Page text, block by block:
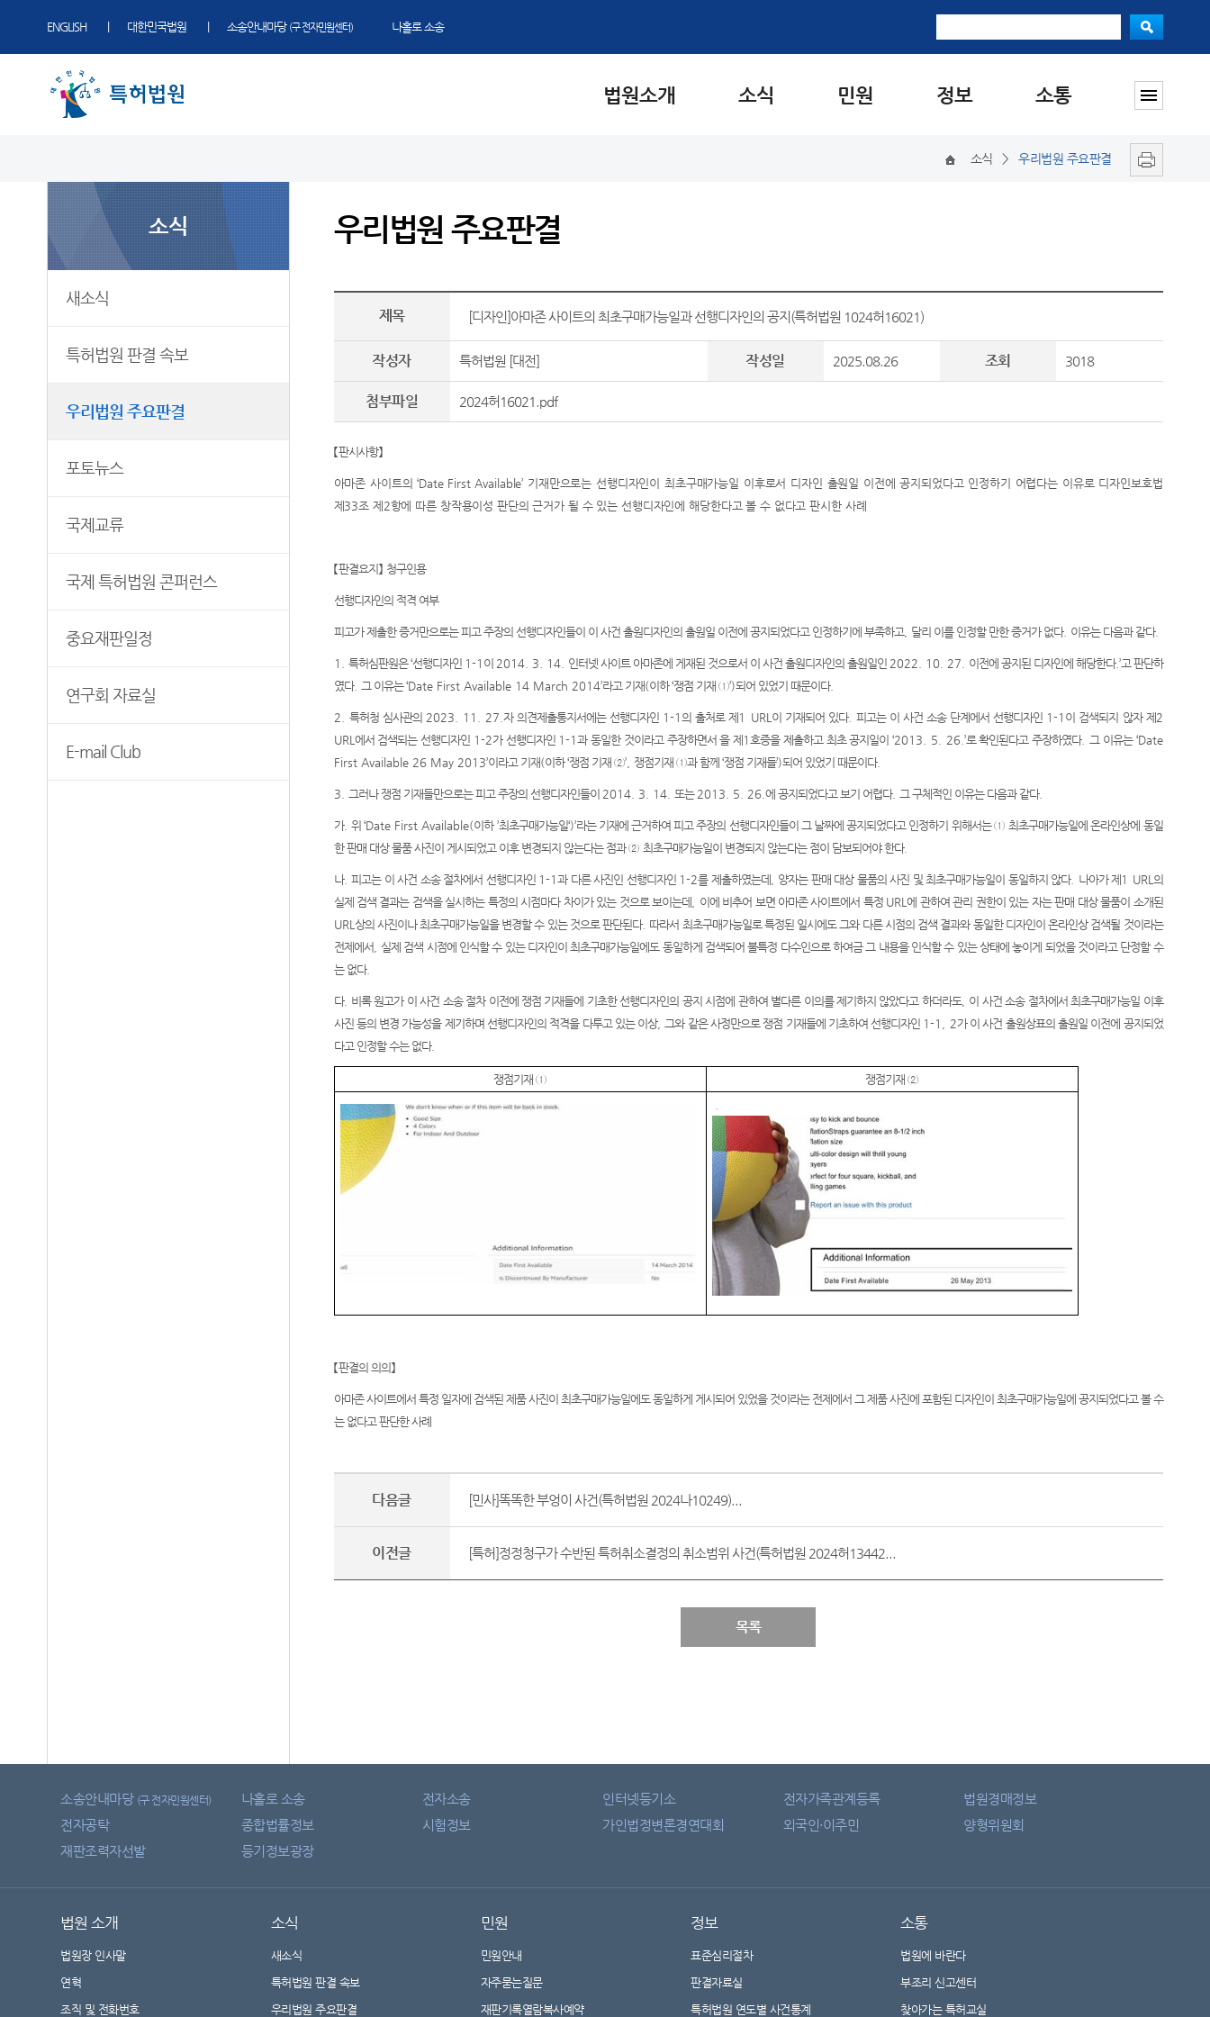
ENGLISH 대한민국법원 소송안내마당 (구 전자민원센터) 나홀로 소송
법원소개 소식 민원 정보 소통
조직 및 전화번호
국제재판부
특허법원 판결 속보
우리법원 주요판결
국제 특허법원 콘퍼런스
연구회 자료실
자주묻는질문
재판기록열람복사예약
판결자료실
특허법원 연도별 사건통계
판결서 인터넷열람
각급법원안내
부조리 신고센터
찾아가는 특허교실
소식 > 우리법원 주요판결
소식
새소식
특허법원 판결 속보
우리법원 주요판결
포토뉴스
국제교류
국제 특허법원 콘퍼런스
중요재판일정
연구회 자료실
E-mail Club
우리법원 주요판결
제목 [디자인]아마존 사이트의 최초구매가능일과 선행디자인의 공지(특허법원 1024허16021)
작성자 특허법원 [대전] 작성일 2025.08.26 조회 3018
첨부파일 2024허16021.pdf
【판시사항】
아마존 사이트의‘Date First Available’ 기재만으로는 선행디자인이 최초구매가능일 이후로서 디자인 출원일 이전에 공지되었다고 인정하기 어렵다는 이유로 디자인보호법
제 33조 제 2항에 따른 창작용이성 판단의 근거가 될 수 있는 선행디자인에 해당한다고 볼 수 없다고 판시한 사례
【판결요지 】 청구인용
선행디자인의 적격 여부
피고가 제출한 증거만으로는 피고 주장의 선행디자인들이 이 사건 출원디자인의 출원일 이전에 공지되었다고 인정하기에 부족하고, 달리 이를 인정할 만한 증거가 없다. 이유는 다음과 같다.
1. 특허심판원은‘선행디자인 1-1 이 2014. 3. 14. 인터넷 사이트 아마존에 게재된 것으로서 이 사건 출원디자인의 출원일인 2022. 10. 27. 이전에 공지된 디자인에 해당한다.’고 판단하
였다. 그 이유는‘Date First Available 14 March 2014’라고 기재(이하‘쟁점 기재 ①’)되어 있었기 때문이다.
2. 특허청 심사관의 2023. 11. 27. 자 의견제출통지서에는 선행디자인 1-1의 출처로 제 1 URL 이 기재되어 있다. 피고는 이 사건 소송 단계에서 선행디자인 1-1 이 검색되지 않자 제 2
URL 에서 검색되는 선행디자인 1-2가 선행디자인 1-1과 동일한 것이라고 주장하면서 을 제 1호증을 제출하고 최초 공지일이‘2013. 5. 26.’로 확인된다고 주장하였다.그 이유는 ‘Date
First Available 26 May 2013’이라고 기재(이하‘쟁점 기재 ②’, 쟁점기재 ①과 함께 ‘쟁점 기재들’)되어 있었기 때문이다.
3. 그러나 쟁점 기재들만으로는 피고 주장의 선행디자인들이 2014. 3. 14. 또는 2013. 5. 26. 에 공지되었다고 보기 어렵다. 그 구체적인 이유는 다음과 같다.
가. 위 ‘Date First Available(이하 ’최초구매가능일‘)’라는 기재에 근거하여 피고 주장의 선행디자인들이 그 날짜에 공지되었다고 인정하기 위해서는①최초구매가능일에 온라인상에 동일
한 판매 대상 물품 사진이 게시되었고 이후 변경되지 않는다는 점과② 최초구매가능일이 변경되지 않는다는 점이 담보되어야 한다.
나. 피고는 이 사건 소송 절차에서 선행디자인 1-1 과 다른 사진인 선행디자인 1-2를 제출하였는데 양자는 판매 대상 물품의 사진 및 최초구매가능일이 동일하지 않다. 나아가 제 1 URL 의
실제 검색 결과는 검색을 실시하는 특정의 시점마다 차이가 있는 것으로 보이는데
이에 비추어 보면 아마존 사이트에서 특정 URL에 관하여 관리 권한이 있는 자는 판매 대상 물품이 소개된
URL 상의 사진이나 최초구매가능일을 변경할 수 있는 것으로 판단된다. 따라서 최초구매가능일로 특정된 일시에도 그와 다른 시점의 검색 결과와 동일한 디자인이 온라인상 검색될 것이라는
전제에서
실제 검색 시점에 인식할 수 있는 디자인이 최초구매가능일에도 동일하게 검색되어 불특정 다수인으로 하여금 그 내용을 인식할 수 있는 상태에 놓이게 되었을 것이라고 단정할 수
는 없다.
다. 비록 원고가 이 사건 소송 절차 이전에 쟁점 기재들에 기초한 선행디자인의 공지 시점에 관하여 별다른 이의를 제기하지 않았다고 하더라도, 이 사건 소송 절차에서 최초구매가능일 이후
사진 등의 변경 가능성을 제기하며 선행디자인의 적격을 다투고 있는 이상,그와 같은 사정만으로 쟁점 기재들에 기초하여 선행디자인 1-1, 2가 이 사건 출원상표의 출원일 이전에 공지되었
다고 인정할 수는 없다.
쟁점기재 ① 쟁점기재 ②
【판결의 의의】
아마존 사이트에서 특정 일자에 검색된 제품 사진이 최초구매가능일에도 동일하게 게시되어 있었을 것이라는 전제에서 그 제품 사진에 포함된 디자인이 최초구매가능일에 공지되었다고 볼 수
는 없다고 판단한 사례
다음글 [민사]똑똑한 부엉이 사건(특허법원 2024나10249)...
이전글 [특허]정정청구가 수반된 특허취소결정의 취소범위 사건(특허법원 2024허13442...
목록
소송안내마당 (구 전자민원센터) 나홀로 소송 전자소송 인터넷등기소 전자가족관계등록
법원경매정보
전자공탁
종합법률정보 시험정보 가인법정변론경연대회 외국인·이주민
양형위원회
재판조력자선발
등기정보광장
법원 소개
법원장 인사말
연혁
조직 및 전화번호
소식
새소식
특허법원 판결 속보
우리법원 주요판결
민원
민원안내
자주묻는질문
재판기록열람복사예약
정보
표준심리절차
판결자료실
특허법원 연도별 사건통계
소통
법원에 바란다
부조리 신고센터
찾아가는 특허교실